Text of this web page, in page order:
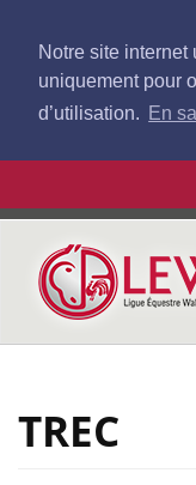
Notre site
uniquement pour
d’utilisation. En
Aller
contenu
principal
TREC